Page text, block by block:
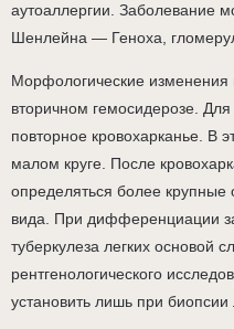
аутоаллергии. Заболевание
Шенлейна — Геноха,
Морфологические изменения
вторичном гемосидерозе.
повторное кровохарканье. В
малом круге. После
определяться более крупные
вида. При дифференциации
туберкулеза легких основой
рентгенологического
установить лишь при биопсии